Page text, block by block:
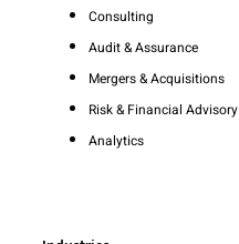
Consulting
Audit & Assurance
Mergers & Acquisitions
Risk & Financial Advisory
Analytics